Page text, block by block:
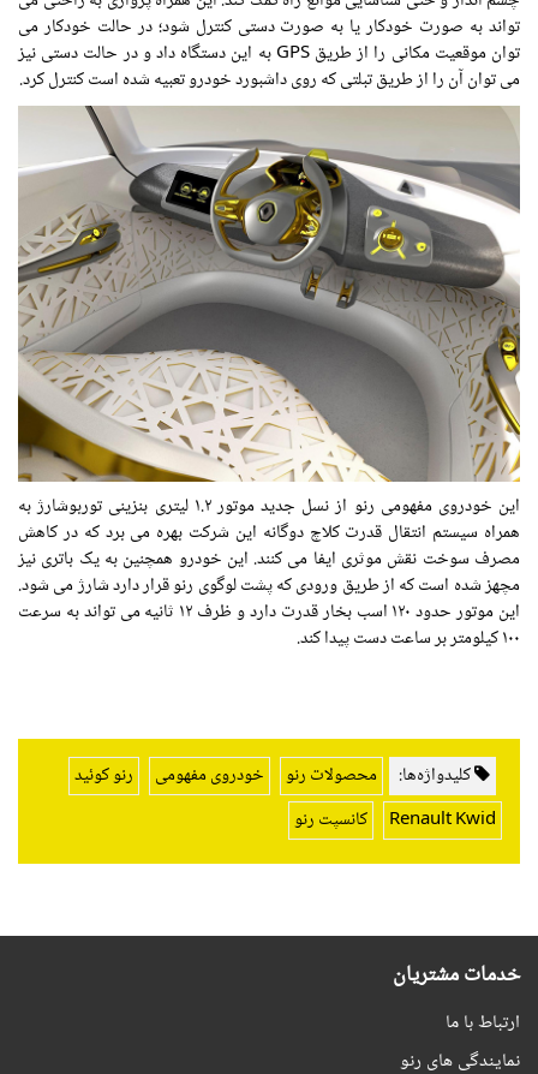
تواند به صورت خودکار یا به صورت دستی کنترل شود؛ در حالت خودکار می
توان موقعیت مکانی را از طریق GPS به این دستگاه داد و در حالت دستی نیز
می توان آن را از طریق تبلتی که روی داشبورد خودرو تعبیه شده است کنترل کرد.
این خودروی مفهومی رنو از نسل جدید موتور ۱.۲ لیتری بنزینی توربوشارژ به
همراه سیستم انتقال قدرت کلاچ دوگانه این شرکت بهره می برد که در کاهش
مصرف سوخت نقش موثری ایفا می کنند. این خودرو همچنین به یک باتری نیز
مچهز شده است که از طریق ورودی که پشت لوگوی رنو قرار دارد شارژ می شود.
این موتور حدود ۱۲۰ اسب بخار قدرت دارد و ظرف ۱۲ ثانیه می تواند به سرعت
۱۰۰ کیلومتر بر ساعت دست پیدا کند.
کلیدواژه‌ها: محصولات رنو خودروی مفهومی
رنو کوئید
Renault Kwid
کانسپت رنو
خدمات مشتریان
ارتباط با ما
نمایندگی های رنو